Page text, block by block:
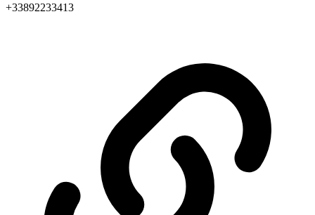
+33892233413